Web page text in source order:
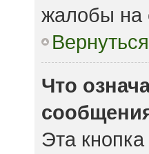
жалобы на
Что
Эта